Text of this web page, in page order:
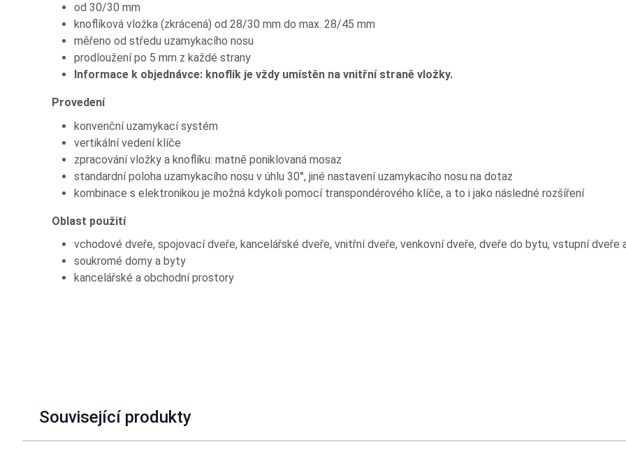
od 30/30 mm
knoflíková vložka (zkrácená) od 28/30 mm do max. 28/45 mm
měřeno od středu uzamykacího nosu
prodloužení po 5 mm z každé strany
Informace k objednávce: knoflík je vždy umístěn na vnitřní straně vložky.
Provedení
konvenční uzamykací systém
vertikální vedení klíče
zpracování vložky a knoflíku: matně poniklovaná mosaz
standardní poloha uzamykacího nosu v úhlu 30°, jiné nastavení uzamykacího nosu na dotaz
kombinace s elektronikou je možná kdykoli pomocí transpondérového klíče, a to i jako následné rozšíření
Oblast použití
vchodové dveře, spojovací dveře, kancelářské dveře, vnitřní dveře, venkovní dveře, dveře do bytu, vstupní dveře
soukromé domy a byty
kancelářské a obchodní prostory
Související produkty